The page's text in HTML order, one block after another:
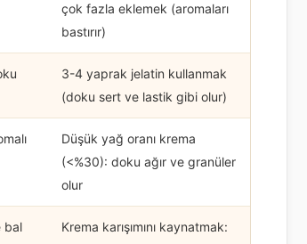
çok fazla eklemek (aromaları
bastırır)
3-4 yaprak jelatin kullanmak
(doku sert ve lastik gibi olur)
Düşük yağ oranı krema
(<%30): doku ağır ve granüler
olur
bal
Krema karışımını kaynatmak: